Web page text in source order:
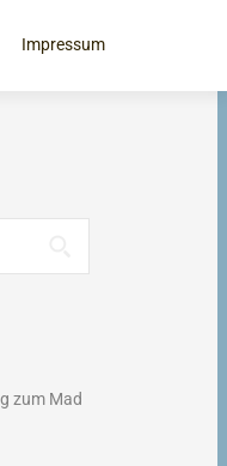
Impressum
zum Mad